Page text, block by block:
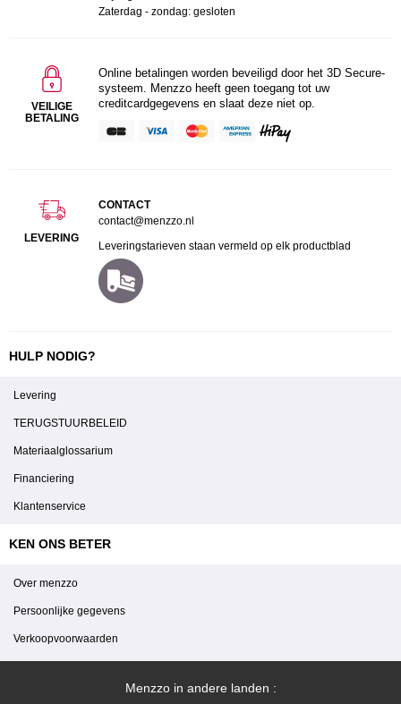
Zaterdag - zondag: gesloten
VEILIGE
BETALING
Online betalingen worden beveiligd door het 3D Secure-
systeem. Menzzo heeft geen toegang tot uw
creditcardgegevens en slaat deze niet op.
LEVERING
CONTACT
contact@menzzo.nl
Leveringstarieven staan vermeld op elk productblad
HULP NODIG?
Levering
TERUGSTUURBELEID
Materiaalglossarium
Financiering
Klantenservice
KEN ONS BETER
Over menzzo
Persoonlijke gegevens
Verkoopvoorwaarden
Menzzo in andere landen :